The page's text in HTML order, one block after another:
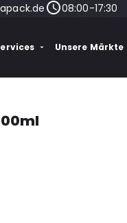
08:00-17:30
Unsere Märkte